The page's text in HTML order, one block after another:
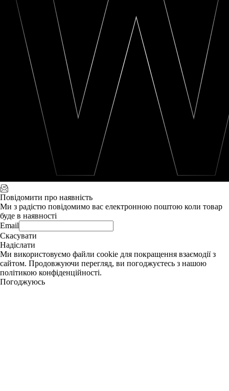
Повідомити про наявність
Ми з радістю повідомимо вас електронною поштою коли товар
буде в наявності
Email
Скасувати
Надіслати
Ми використовуємо файли cookie для покращення взаємодії з
сайтом. Продовжуючи перегляд, ви погоджуєтесь з нашою
політикою конфіденційності.
Погоджуюсь